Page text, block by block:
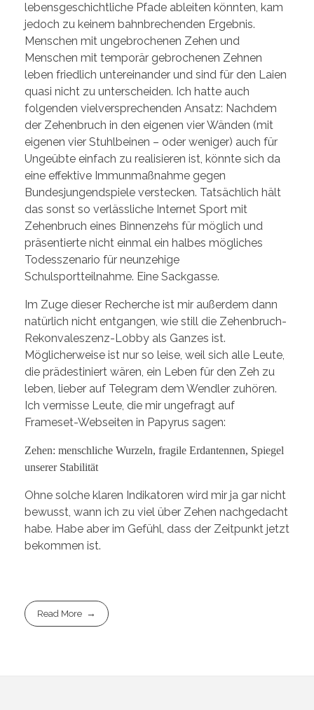
lebensgeschichtliche Pfade ableiten könnten, kam
jedoch zu keinem bahnbrechenden Ergebnis.
Menschen mit ungebrochenen Zehen und
Menschen mit temporär gebrochenen Zehnen
leben friedlich untereinander und sind für den Laien
quasi nicht zu unterscheiden. Ich hatte auch
folgenden vielversprechenden Ansatz: Nachdem
der Zehenbruch in den eigenen vier Wänden (mit
eigenen vier Stuhlbeinen – oder weniger) auch für
Ungeübte einfach zu realisieren ist, könnte sich da
eine effektive Immunmaßnahme gegen
Bundesjungendspiele verstecken. Tatsächlich hält
das sonst so verlässliche Internet Sport mit
Zehenbruch eines Binnenzehs für möglich und
präsentierte nicht einmal ein halbes mögliches
Todesszenario für neunzehige
Schulsportteilnahme. Eine Sackgasse.
Im Zuge dieser Recherche ist mir außerdem dann
natürlich nicht entgangen, wie still die Zehenbruch-
Rekonvaleszenz-Lobby als Ganzes ist.
Möglicherweise ist nur so leise, weil sich alle Leute,
die prädestiniert wären, ein Leben für den Zeh zu
leben, lieber auf Telegram dem Wendler zuhören.
Ich vermisse Leute, die mir ungefragt auf
Frameset-Webseiten in Papyrus sagen:
Zehen: menschliche Wurzeln, fragile Erdantennen, Spiegel
unserer Stabilität
Ohne solche klaren Indikatoren wird mir ja gar nicht
bewusst, wann ich zu viel über Zehen nachgedacht
habe. Habe aber im Gefühl, dass der Zeitpunkt jetzt
bekommen ist.
Read More